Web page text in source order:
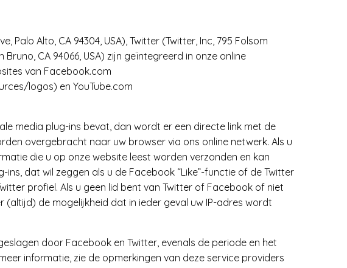
Alto, CA 94304, USA), Twitter (Twitter, Inc, 795 Folsom
Bruno, CA 94066, USA) zijn geïntegreerd in onze online
van Facebook.com
logos) en YouTube.com
media plug-ins bevat, dan wordt er een directe link met de
overgebracht naar uw browser via ons online netwerk. Als u
die u op onze website leest worden verzonden en kan
dat wil zeggen als u de Facebook “Like”-functie of de Twitter
profiel. Als u geen lid bent van Twitter of Facebook of niet
de mogelijkheid dat in ieder geval uw IP-adres wordt
door Facebook en Twitter, evenals de periode en het
informatie, zie de opmerkingen van deze service providers